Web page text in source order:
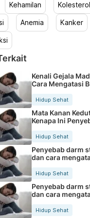
Kehamilan Kolesterol
Anemia Kanker
Kenali Gejala
Cara Mengatasi
Hidup Sehat
Mata Kanan
Kenapa Ini
Hidup Sehat
Penyebab darm
dan cara
Hidup Sehat
Penyebab darm
dan cara
Hidup Sehat